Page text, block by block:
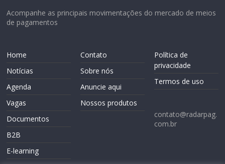
Acompanhe as principais movimentações do mercado de meios
de pagamentos
Home
Notícias
Agenda
Vagas
Documentos
B2B
E-learning
Contato
Sobre nós
Anuncie aqui
Nossos produtos
Política de
privacidade
Termos de uso
contato@radarpag.
com.br